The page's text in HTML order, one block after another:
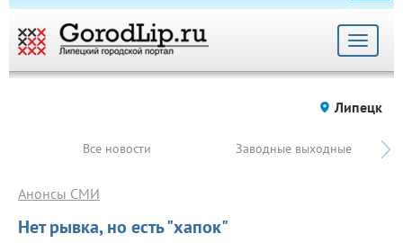
Toggle
Липецк
Все новости Заводные выходные
Нет рывка, но есть "хапок"
Анонсы СМИ